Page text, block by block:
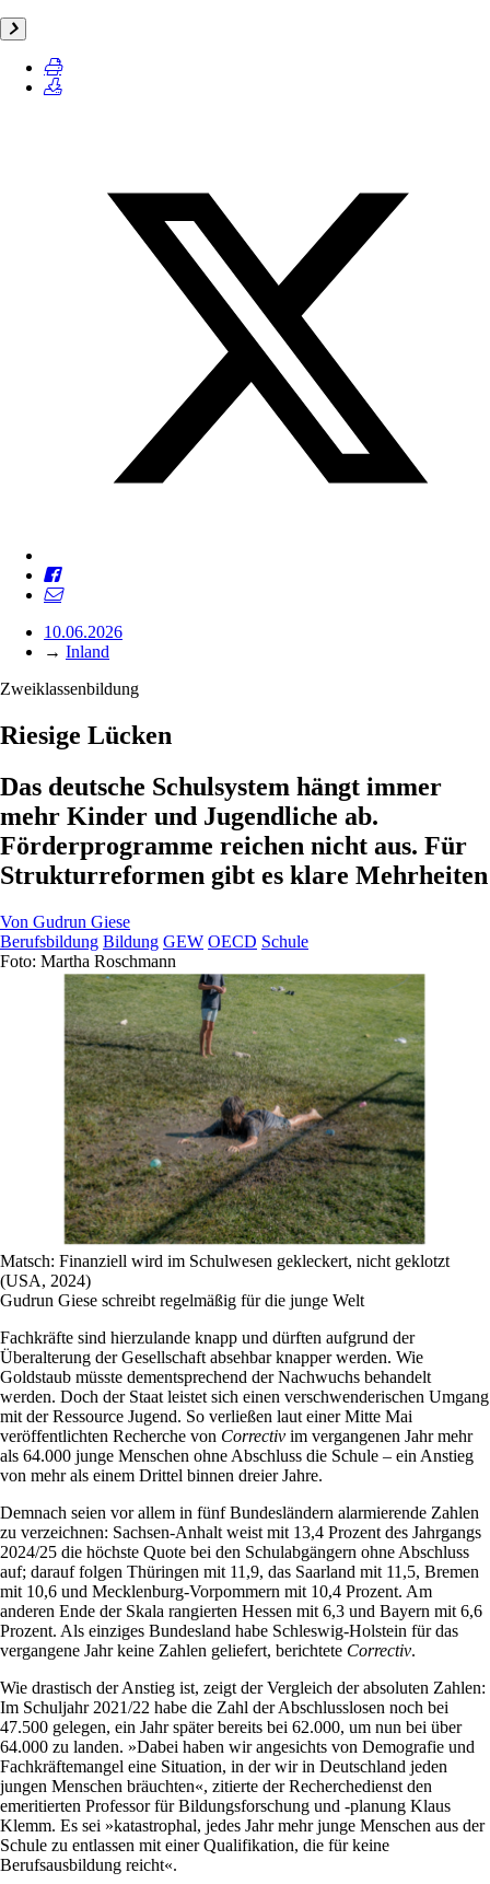
10.06.2026
→ Inland
Zweiklassenbildung
Riesige Lücken
Das deutsche Schulsystem hängt immer
mehr Kinder und Jugendliche ab.
Förderprogramme reichen nicht aus. Für
Strukturreformen gibt es klare Mehrheiten
Von Gudrun Giese
Berufsbildung Bildung GEW OECD Schule
Foto: Martha Roschmann
Matsch: Finanziell wird im Schulwesen gekleckert, nicht geklotzt
(USA, 2024)
Gudrun Giese schreibt regelmäßig für die junge Welt
Fachkräfte sind hierzulande knapp und dürften aufgrund der
Überalterung der Gesellschaft absehbar knapper werden. Wie
Goldstaub müsste dementsprechend der Nachwuchs behandelt
werden. Doch der Staat leistet sich einen verschwenderischen Umgang
mit der Ressource Jugend. So verließen laut einer Mitte Mai
veröffentlichten Recherche von Correctiv im vergangenen Jahr mehr
als 64.000 junge Menschen ohne Abschluss die Schule – ein Anstieg
von mehr als einem Drittel binnen dreier Jahre.
Demnach seien vor allem in fünf Bundesländern alarmierende Zahlen
zu verzeichnen: Sachsen-Anhalt weist mit 13,4 Prozent des Jahrgangs
2024/25 die höchste Quote bei den Schulabgängern ohne Abschluss
auf; darauf folgen Thüringen mit 11,9, das Saarland mit 11,5, Bremen
mit 10,6 und Mecklenburg-Vorpommern mit 10,4 Prozent. Am
anderen Ende der Skala rangierten Hessen mit 6,3 und Bayern mit 6,6
Prozent. Als einziges Bundesland habe Schleswig-Holstein für das
vergangene Jahr keine Zahlen geliefert, berichtete Correctiv.
Wie drastisch der Anstieg ist, zeigt der Vergleich der absoluten Zahlen:
Im Schuljahr 2021/22 habe die Zahl der Abschlusslosen noch bei
47.500 gelegen, ein Jahr später bereits bei 62.000, um nun bei über
64.000 zu landen. »Dabei haben wir angesichts von Demografie und
Fachkräftemangel eine Situation, in der wir in Deutschland jeden
jungen Menschen bräuchten«, zitierte der Recherchedienst den
emeritierten Professor für Bildungsforschung und -planung Klaus
Klemm. Es sei »katastrophal, jedes Jahr mehr junge Menschen aus der
Schule zu entlassen mit einer Qualifikation, die für keine
Berufsausbildung reicht«.